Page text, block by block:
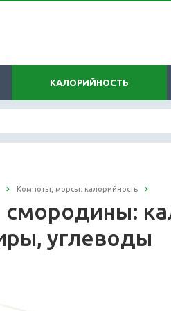
КАЛОРИЙНОСТЬ
Компоты, морсы: калорийность
смородины:
углеводы